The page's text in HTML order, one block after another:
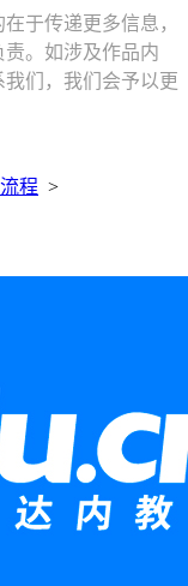
于传递更多信息，
。如涉及作品内
们，我们会予以更
程 >